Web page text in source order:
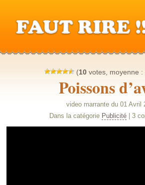
(10votes, moyenne :
Poissons
video marrante du 01 Avril
Dans la catégorie Publicité| 3